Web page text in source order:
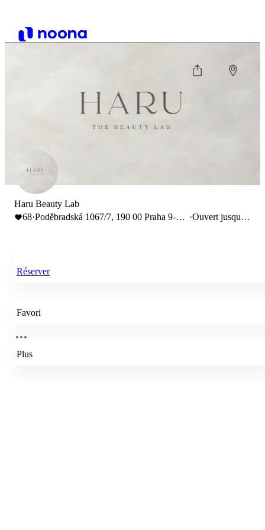
Haru Beauty Lab
68·Poděbradská 1067/7, 190 00 Praha 9-
·Ouvert jusqu'à
Réserver
Favori
Plus